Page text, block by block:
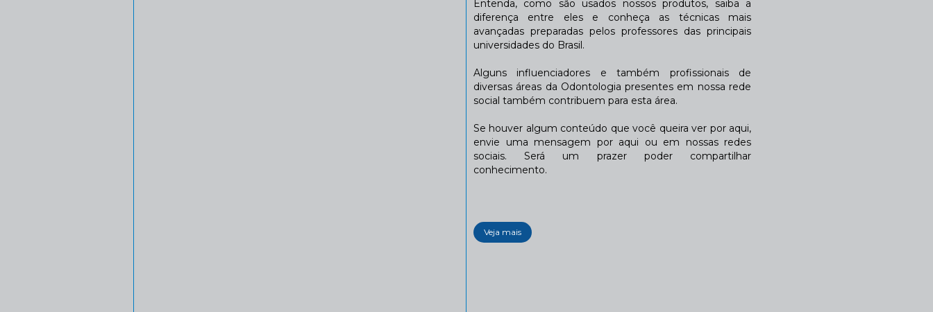
Entenda, como são usados nossos produtos, saiba a
diferença entre eles e conheça as técnicas mais
avançadas preparadas pelos professores das principais
universidades do Brasil.
Alguns influenciadores e também profissionais de
diversas áreas da Odontologia presentes em nossa rede
social também contribuem para esta área.
Se houver algum conteúdo que você queira ver por aqui,
envie uma mensagem por aqui ou em nossas redes
sociais. Será um prazer poder compartilhar
conhecimento.
Veja mais